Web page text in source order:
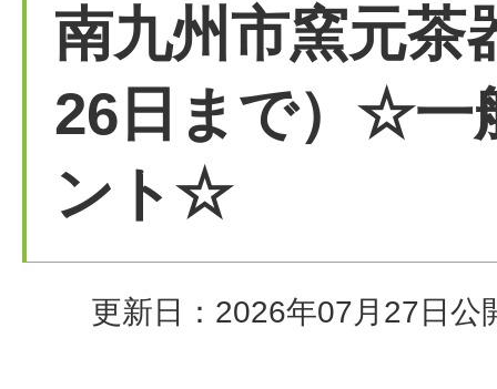
南九州市窯元茶
26日まで）☆一
ント☆
更新日：2026年07月27日 公